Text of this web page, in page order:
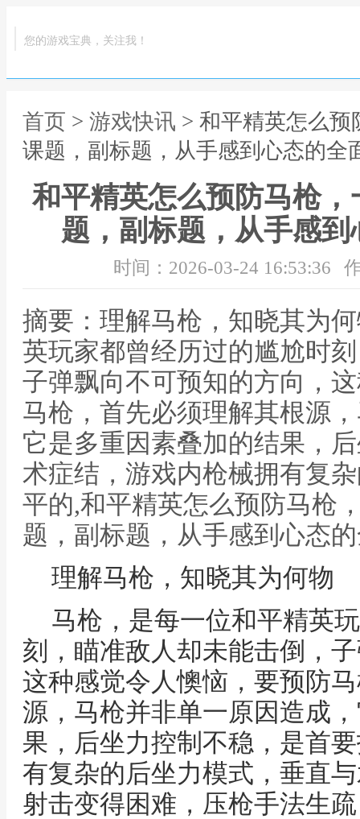
您的游戏宝典，关注我！
首页 > 游戏快讯 > 和平精英怎么
课题，副标题，从手感到心态的全
和平精英怎么预防马枪
题，副标题，从手感
时间：2026-03-24 16:53:36
摘要：理解马枪，知晓其为
英玩家都曾经历过的尴尬时
子弹飘向不可预知的方向，
马枪，首先必须理解其根源
它是多重因素叠加的结果，
术症结，游戏内枪械拥有复
平的,和平精英怎么预防马枪
题，副标题，从手感到心态
理解马枪，知晓其为何物
马枪，是每一位和平精英
刻，瞄准敌人却未能击倒，
这种感觉令人懊恼，要预防
源，马枪并非单一原因造成
果，后坐力控制不稳，是首
有复杂的后坐力模式，垂直
射击变得困难，压枪手法生